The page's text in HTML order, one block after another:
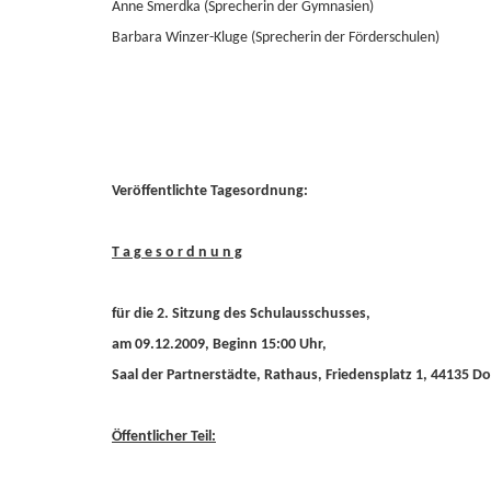
Anne Smerdka (Sprecherin der Gymnasien)
Barbara Winzer-Kluge (Sprecherin der Förderschulen)
Veröffentlichte Tagesordnung:
T a g e s o r d n u n g
für die 2. Sitzung des Schulausschusses,
am 09.12.2009, Beginn 15:00 Uhr,
Saal der Partnerstädte, Rathaus, Friedensplatz 1, 44135
Öffentlicher Teil: